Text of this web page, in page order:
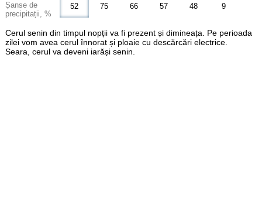
Șanse de
precipitații, %
52
75
66
57
48
9
Cerul senin din timpul nopții va fi prezent și dimineața. Pe perioada
zilei vom avea cerul înnorat și ploaie cu descărcări electrice.
Seara, cerul va deveni iarăși senin.